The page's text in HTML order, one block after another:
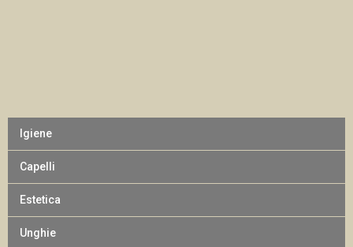
Igiene
Capelli
Estetica
Unghie